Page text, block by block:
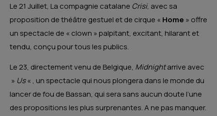
Le 21 Juillet, La compagnie catalane Crisi, avec sa
proposition de théâtre gestuel et de cirque « Home » offre
un spectacle de « clown » palpitant, excitant, hilarant et
tendu, conçu pour tous les publics.
Le 23, directement venu de Belgique, Midnightarrive avec
» Us« , un spectacle qui nous plongera dans le monde du
lancer de fou de Bassan, qui sera sans aucun doute l’une
des propositions les plus surprenantes. A ne pas manquer.